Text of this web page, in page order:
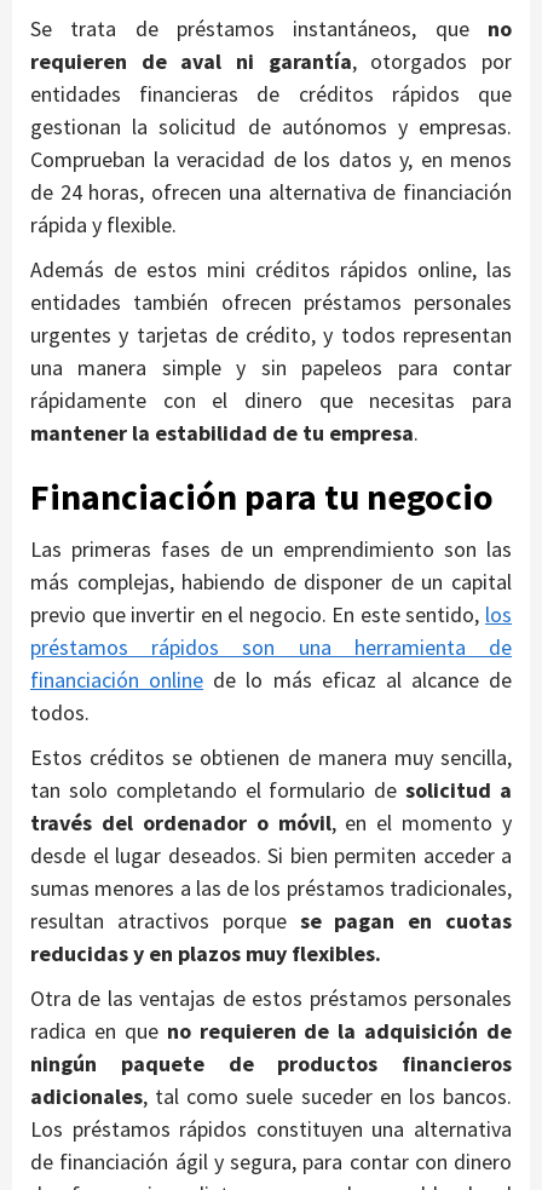
Se trata de préstamos instantáneos, que no
requieren de aval ni garantía, otorgados por
entidades financieras de créditos rápidos que
gestionan la solicitud de autónomos y empresas.
Comprueban la veracidad de los datos y, en menos
de 24 horas, ofrecen una alternativa de financiación
rápida y flexible.
Además de estos mini créditos rápidos online, las
entidades también ofrecen préstamos personales
urgentes y tarjetas de crédito, y todos representan
una manera simple y sin papeleos para contar
rápidamente con el dinero que necesitas para
mantener la estabilidad de tu empresa.
Financiación para tu negocio
Las primeras fases de un emprendimiento son las
más complejas, habiendo de disponer de un capital
previo que invertir en el negocio. En este sentido, los
préstamos rápidos son una herramienta de
financiación online de lo más eficaz al alcance de
todos.
Estos créditos se obtienen de manera muy sencilla,
tan solo completando el formulario desolicitud a
través del ordenador o móvil, en el momento y
desde el lugar deseados. Si bien permiten acceder a
sumas menores a las de los préstamos tradicionales,
resultan atractivos porque se pagan en cuotas
reducidas y en plazos muy flexibles.
Otra de las ventajas de estos préstamos personales
radica en que no requieren de la adquisición de
ningún paquete de productos financieros
adicionales, tal como suele suceder en los bancos.
Los préstamos rápidos constituyen una alternativa
de financiación ágil y segura, para contar con dinero